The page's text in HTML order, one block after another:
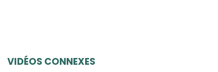
VIDÉOS CONNEXES